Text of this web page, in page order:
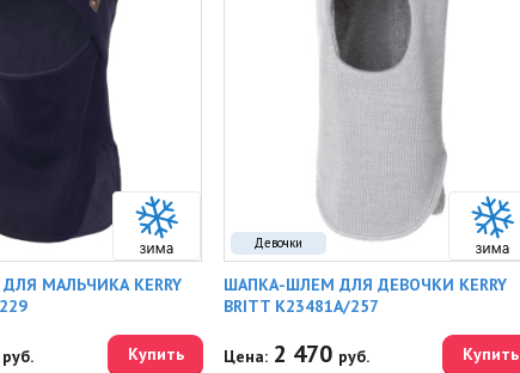
МАЛЬЧИКА KERRY
руб.
Купить
Девочки
ШАПКА-ШЛЕМ ДЛЯ ДЕВОЧКИ KERRY
BRITT K23481A/257
Цена:2 470 руб.
Купить